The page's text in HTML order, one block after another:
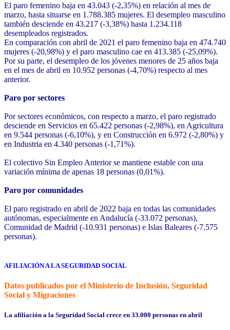
El paro femenino baja en 43.043 (-2,35%) en relación al mes de
marzo, hasta situarse en 1.788.385 mujeres. El desempleo masculino
también desciende en 43.217 (-3,38%) hasta 1.234.118
desempleados registrados.
En comparación con abril de 2021 el paro femenino baja en 474.740
mujeres (-20,98%) y el paro masculino cae en 413.385 (-25,09%).
Por su parte, el desempleo de los jóvenes menores de 25 años baja
en el mes de abril en 10.952 personas (-4,70%) respecto al mes
anterior.
Paro por sectores
Por sectores económicos, con respecto a marzo, el paro registrado
desciende en Servicios en 65.422 personas (-2,98%), en Agricultura
en 9.544 personas (-6,10%), y en Construcción en 6.972 (-2,80%) y
en Industria en 4.340 personas (-1,71%).
El colectivo Sin Empleo Anterior se mantiene estable con una
variación mínima de apenas 18 personas (0,01%).
Paro por comunidades
El paro registrado en abril de 2022 baja en todas las comunidades
autónomas, especialmente en Andalucía (-33.072 personas),
Comunidad de Madrid (-10.931 personas) e Islas Baleares (-7.575
personas).
AFILIACIÓN A LA SEGURIDAD SOCIAL
Datos publicados por el Ministerio de Inclusión, Seguridad
Social y Migraciones
La afiliación a la Seguridad Social crece en 33.000 personas en abril